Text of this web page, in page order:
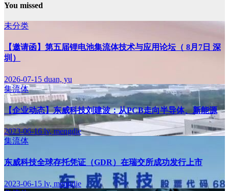
You missed
未分类
【邀请函】第五届锂电池集流体技术与应用论坛（ 8月7日 深
圳）
2026-07-15 duan, yu
集流体
【企业动态】东威科技刘建波：从PCB走向半导体、新能源
2023-06-16lv, mengdie
集流体
东威科技全球存托凭证（GDR）在瑞交所成功发行上市
2023-06-15 lv, mengdie